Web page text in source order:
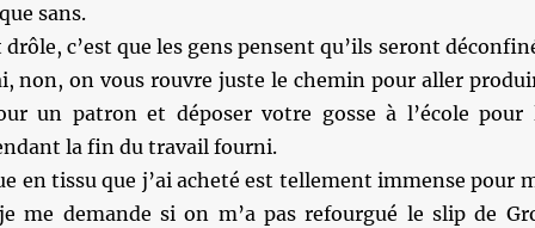
sans.
drôle, c’est que les gens pensent qu’ils seront
non, on vous rouvre juste le chemin pour aller
un patron et déposer votre gosse à l’école pour
la fin du travail fourni.
en tissu que j’ai acheté est tellement immense pour
me demande si on m’a pas refourgué le slip de